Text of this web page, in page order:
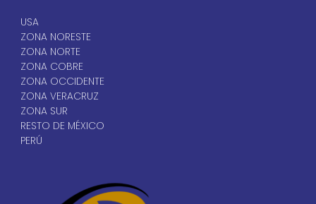
USA
ZONA NORESTE
ZONA NORTE
ZONA COBRE
ZONA OCCIDENTE
ZONA VERACRUZ
ZONA SUR
RESTO DE MÉXICO
PERÚ